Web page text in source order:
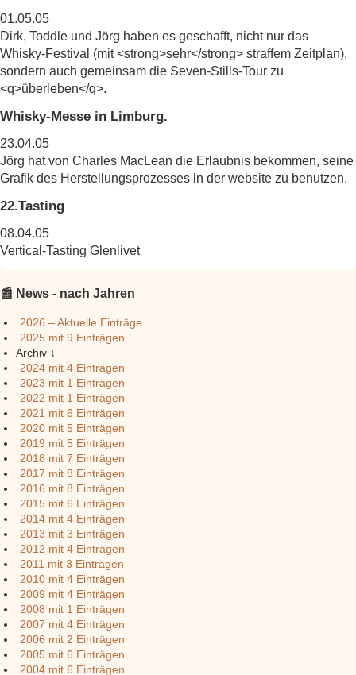
01.05.05
Dirk, Toddle und Jörg haben es geschafft, nicht nur das
Whisky-Festival (mit <strong>sehr</strong> straffem Zeitplan),
sondern auch gemeinsam die Seven-Stills-Tour zu
<q>überleben</q>.
Whisky-Messe in Limburg.
23.04.05
Jörg hat von Charles MacLean die Erlaubnis bekommen, seine
Grafik des Herstellungsprozesses in der website zu benutzen.
22.Tasting
08.04.05
Vertical-Tasting Glenlivet
📰 News - nach Jahren
2026 – Aktuelle Einträge
2025 mit 9 Einträgen
Archiv ↓
2024 mit 4 Einträgen
2023 mit 1 Einträgen
2022 mit 1 Einträgen
2021 mit 6 Einträgen
2020 mit 5 Einträgen
2019 mit 5 Einträgen
2018 mit 7 Einträgen
2017 mit 8 Einträgen
2016 mit 8 Einträgen
2015 mit 6 Einträgen
2014 mit 4 Einträgen
2013 mit 3 Einträgen
2012 mit 4 Einträgen
2011 mit 3 Einträgen
2010 mit 4 Einträgen
2009 mit 4 Einträgen
2008 mit 1 Einträgen
2007 mit 4 Einträgen
2006 mit 2 Einträgen
2005 mit 6 Einträgen
2004 mit 6 Einträgen